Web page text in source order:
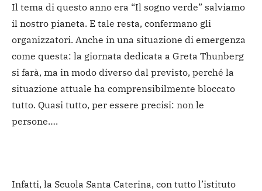
Il tema di questo anno era “Il sogno verde” salviamo
il nostro pianeta. E tale resta, confermano gli
organizzatori. Anche in una situazione di emergenza
come questa: la giornata dedicata a Greta Thunberg
si farà, ma in modo diverso dal previsto, perché la
situazione attuale ha comprensibilmente bloccato
tutto. Quasi tutto, per essere precisi: non le
persone….
Infatti, la Scuola Santa Caterina, con tutto l’istituto